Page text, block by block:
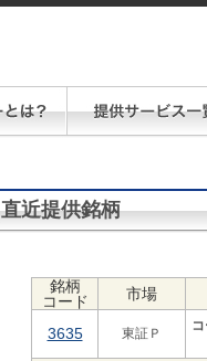
直近提供銘柄
銘柄
コード
市場
3635 東証Ｐ